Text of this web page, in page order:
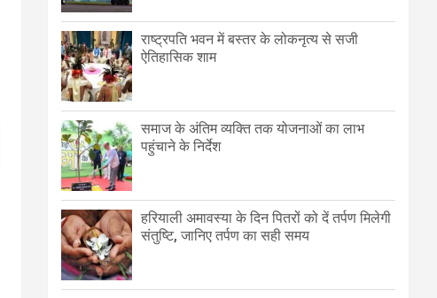
राष्ट्रपति भवन में बस्तर के लोकनृत्य से सजी
ऐतिहासिक शाम
समाज के अंतिम व्यक्ति तक योजनाओं का लाभ
पहुंचाने के निर्देश
हरियाली अमावस्या के दिन पितरों को दें तर्पण मिलेगी
संतुष्टि, जानिए तर्पण का सही समय